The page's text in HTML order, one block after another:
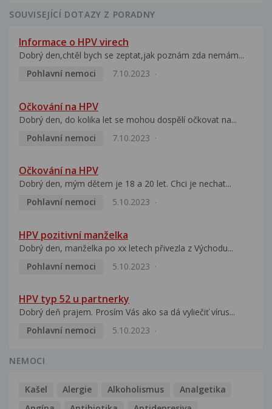
SOUVISEJÍCÍ DOTAZY Z PORADNY
Informace o HPV virech
Dobrý den,chtěl bych se zeptat,jak poznám zda nemám...
Pohlavní nemoci
7.10.2023
Očkování na HPV
Dobrý den, do kolika let se mohou dospělí očkovat na...
Pohlavní nemoci
7.10.2023
Očkování na HPV
Dobrý den, mým dětem je 18 a 20 let. Chci je nechat...
Pohlavní nemoci
5.10.2023
HPV pozitivní manželka
Dobrý den, manželka po xx letech přivezla z Východu...
Pohlavní nemoci
5.10.2023
HPV typ 52 u partnerky
Dobrý deň prajem. Prosím Vás ako sa dá vyliečiť vírus...
Pohlavní nemoci
5.10.2023
NEMOCI
Kašel Alergie Alkoholismus
Analgetika